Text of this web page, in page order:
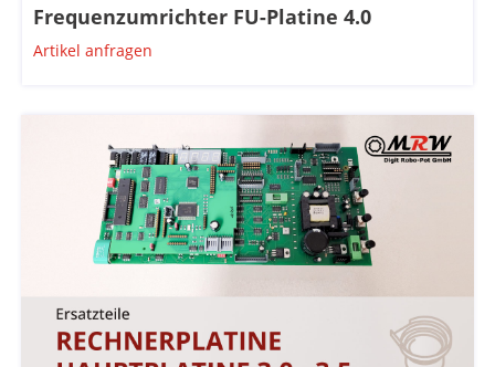
Frequenzumrichter FU-Platine 4.0
Artikel anfragen